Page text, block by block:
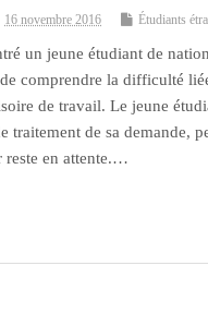
16 novembre 2016 Étudiants
un jeune étudiant de
comprendre la difficulté
de travail. Le jeune
traitement de sa demande,
reste en attente.…